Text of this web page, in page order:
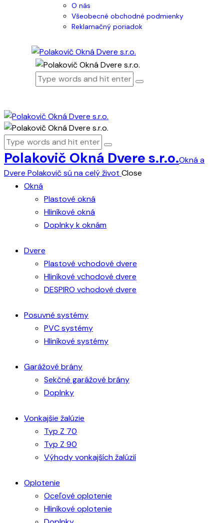
O nás
Všeobecné obchodné podmienky
Reklamačný poriadok
Polakovič Okná Dvere s.r.o.Okná a
Dvere Polakovič sú na celý život Close
Okná
Plastové okná
Hliníkové okná
Doplnky k oknám
Dvere
Plastové vchodové dvere
Hliníkové vchodové dvere
DESPIRO vchodové dvere
Posuvné systémy
PVC systémy
Hliníkové systémy
Garážové brány
Sekčné garážové brány
Doplnky
Vonkajšie žalúzie
Typ Z 70
Typ Z 90
Výhody vonkajších žalúzií
Oplotenie
Oceľové oplotenie
Hliníkové oplotenie